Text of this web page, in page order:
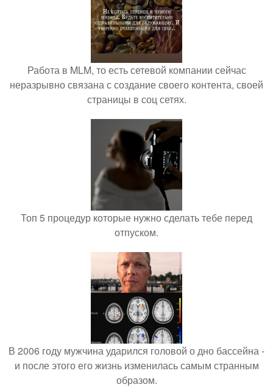
Работа в MLM, то есть сетевой компании сейчас
неразрывно связана с создание своего контента, своей
страницы в соц сетях.
Топ 5 процедур которые нужно сделать тебе перед
отпуском.
В 2006 году мужчина ударился головой о дно бассейна -
и после этого его жизнь изменилась самым странным
образом.